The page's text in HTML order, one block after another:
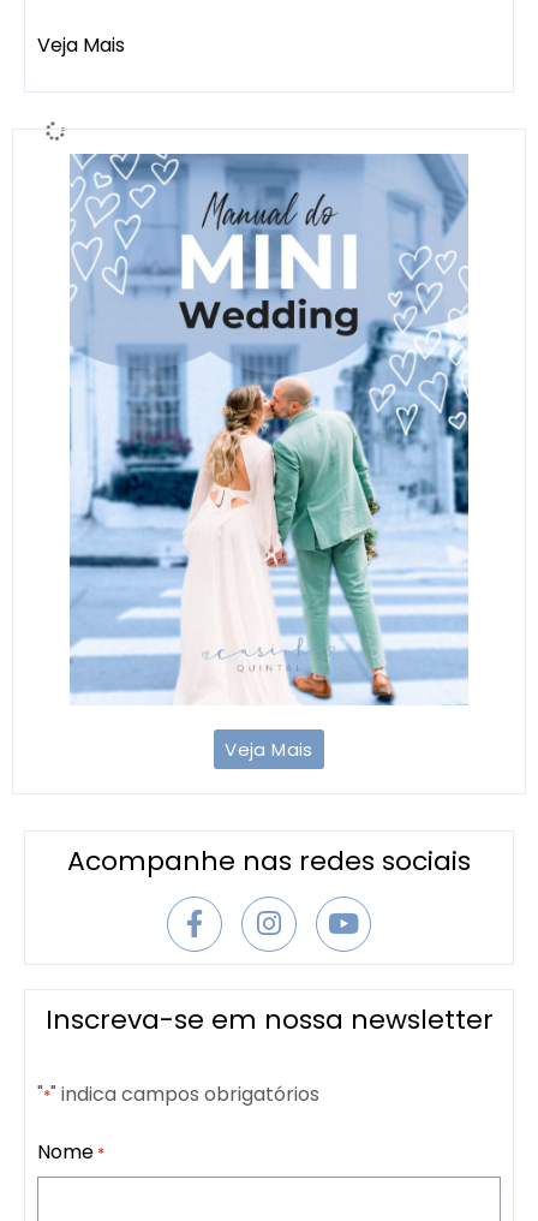
Veja Mais
Veja Mais
Acompanhe nas redes sociais
Inscreva-se em nossa newsletter
"*" indica campos obrigatórios
Nome *